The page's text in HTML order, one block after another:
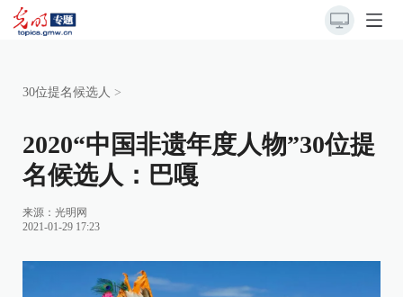
30位提名候选人 >
2020“中国非遗年度人物”30位提
名候选人：巴嘎
来源： 光明网
2021-01-29 17:23